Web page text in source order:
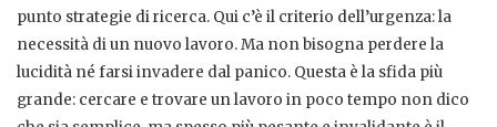
punto strategie di ricerca. Qui c’è il criterio dell’urgenza: la
necessità di un nuovo lavoro. Ma non bisogna perdere la
lucidità né farsi invadere dal panico. Questa è la sfida più
grande: cercare e trovare un lavoro in poco tempo non dico